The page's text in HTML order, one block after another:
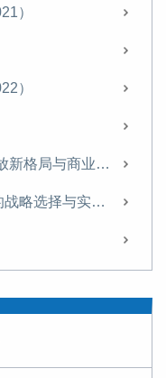
）
）
曾刚：“十五五”期间我国对外开放新格局与商业银行经营策略
十五五”时期中小银行错位发展的战略选择与实施路径
上”
融安全网